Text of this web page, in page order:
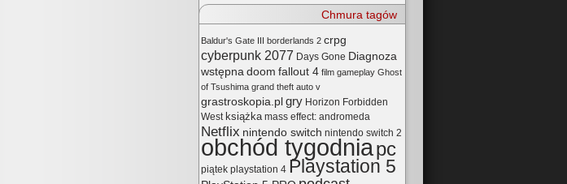
Chmura tagów
Baldur's Gate III borderlands 2 crpg
cyberpunk 2077 Days Gone Diagnoza
wstępnadoom fallout 4 film gameplay Ghost
of Tsushima grand theft auto v
grastroskopia.pl gry Horizon Forbidden
West książka mass effect: andromeda
Netflix nintendo switch nintendo switch 2
obchód tygodniapc
piątek playstation 4 Playstation 5